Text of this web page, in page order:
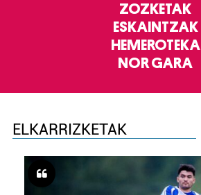
ZOZKETAK
ESKAINTZAK
HEMEROTEKA
NOR GARA
ELKARRIZKETAK